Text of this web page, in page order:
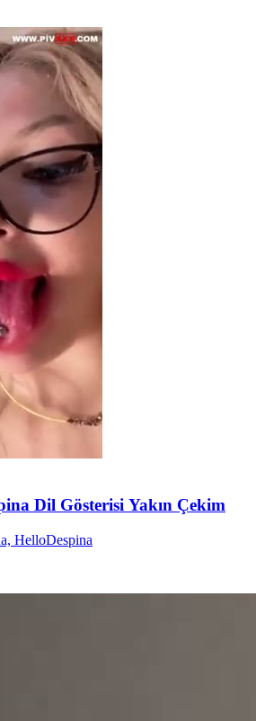
Dil Gösterisi Yakın Çekim
HelloDespina